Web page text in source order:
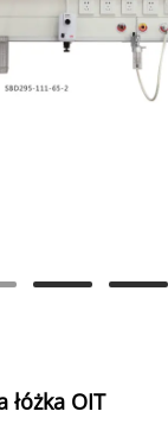
łóżka OIT